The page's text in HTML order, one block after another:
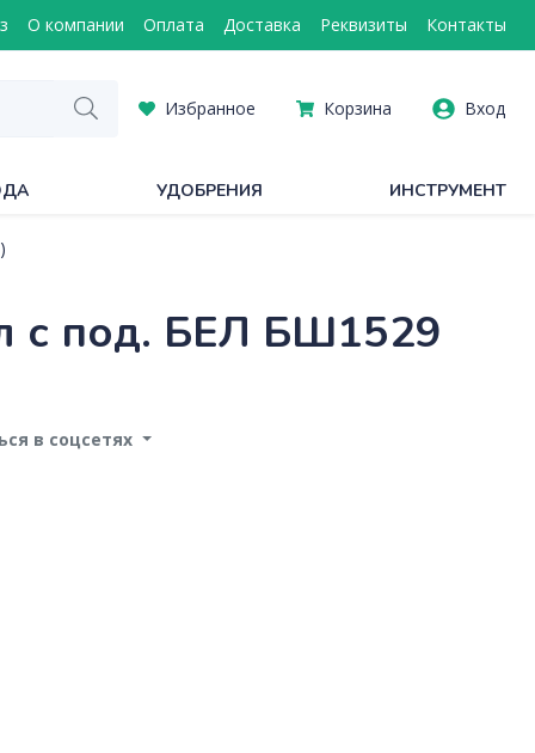
О компании Оплата Доставка Реквизиты Контакты
Избранное Корзина Вход
УДОБРЕНИЯ ИНСТРУМЕНТ
с под. БЕЛ БШ1529
в соцсетях